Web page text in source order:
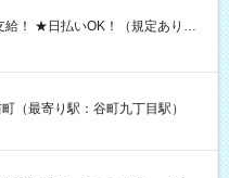
事後はコンビニATMから 日払
（最寄り駅：谷町九丁目駅）